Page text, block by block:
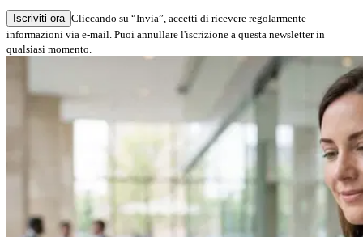
Iscriviti ora Cliccando su “Invia”, accetti di ricevere regolarmente
informazioni via e-mail. Puoi annullare l'iscrizione a questa newsletter in
qualsiasi momento.